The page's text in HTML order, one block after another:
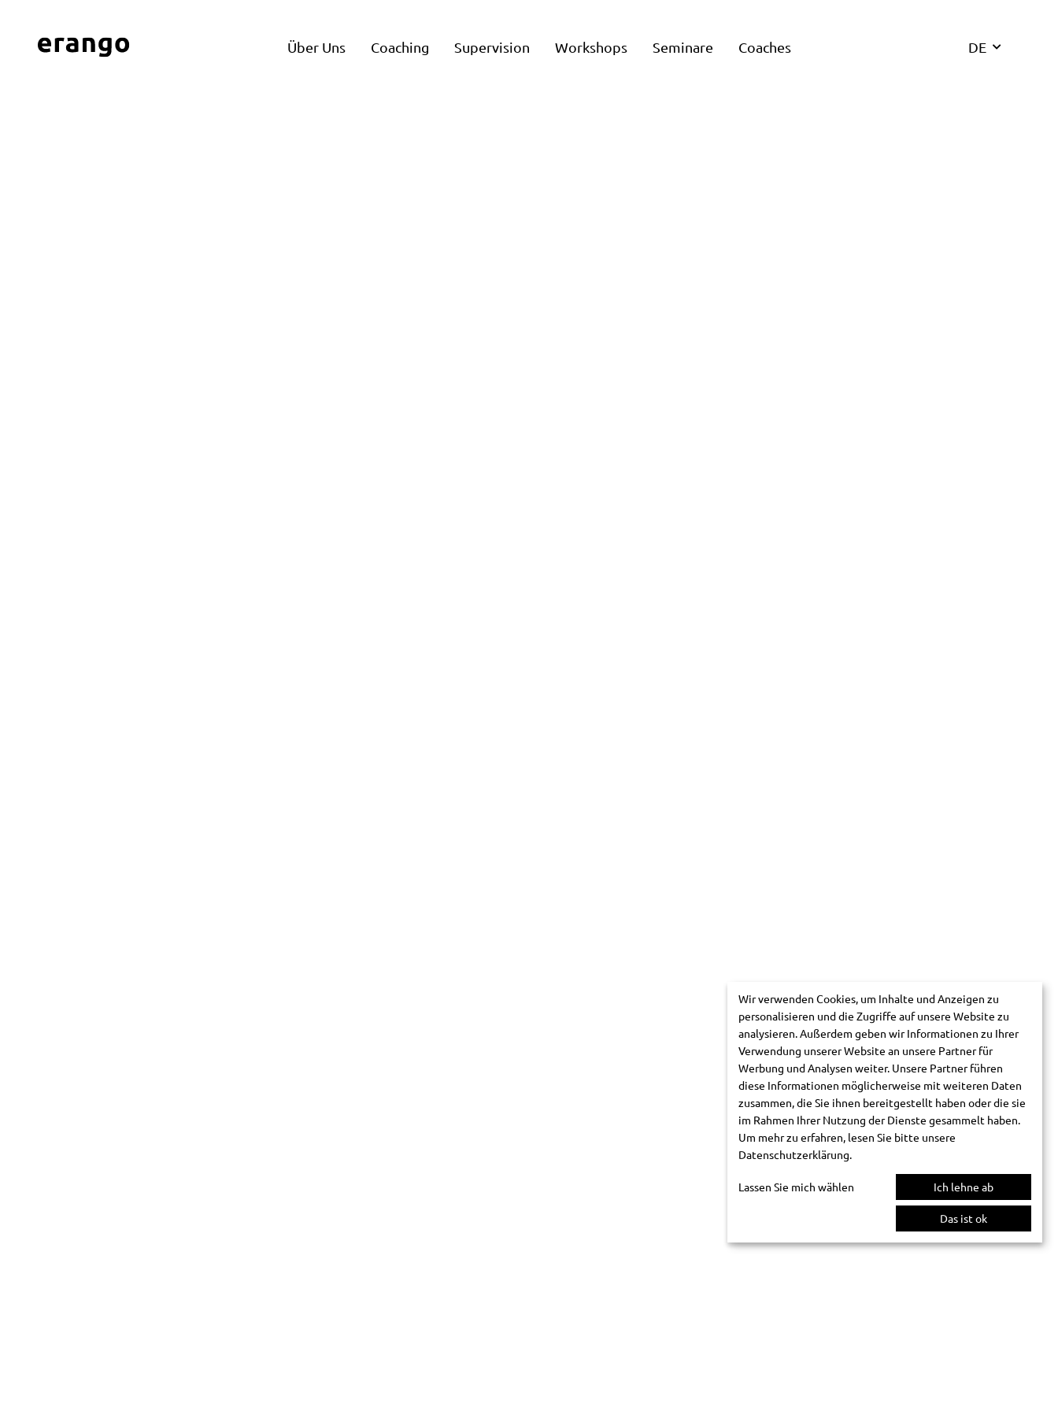
Über Uns Coaching Supervision Workshops Seminare Coaches DE
Wir verwenden Cookies, um Inhalte und Anzeigen zu
personalisieren und die Zugriffe auf unsere Website zu
analysieren. Außerdem geben wir Informationen zu Ihrer
Verwendung unserer Website an unsere Partner für
Werbung und Analysen weiter. Unsere Partner führen
diese Informationen möglicherweise mit weiteren Daten
zusammen, die Sie ihnen bereitgestellt haben oder die sie
im Rahmen Ihrer Nutzung der Dienste gesammelt haben.
Um mehr zu erfahren, lesen Sie bitte unsere
Datenschutzerklärung.
Lassen Sie mich wählen Ich lehne ab
Das ist ok